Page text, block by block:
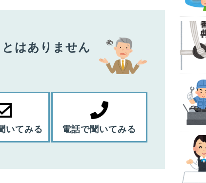
はありません
いてみる 電話で聞いてみる